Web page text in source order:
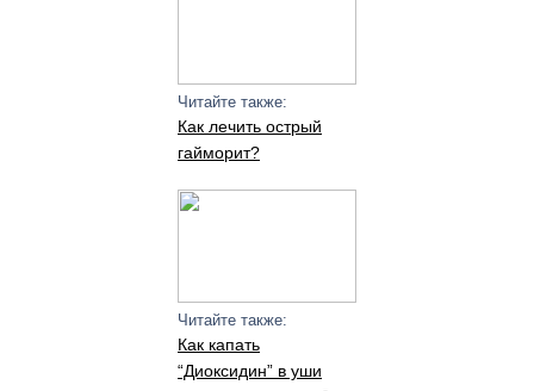
Читайте также:
Как лечить острый
гайморит?
Читайте также:
Как капать
“Диоксидин” в уши